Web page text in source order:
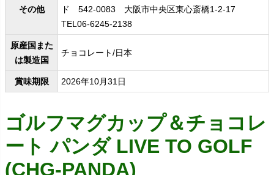
その他
ド 542-0083 大阪市中央区東心斎橋1-2-17
TEL06-6245-2138
原産国また
は製造国
チョコレート/日本
賞味期限 2026年10月31日
ゴルフマグカップ＆チョコレ
ート パンダ LIVE TO GOLF
(CHG-PANDA)